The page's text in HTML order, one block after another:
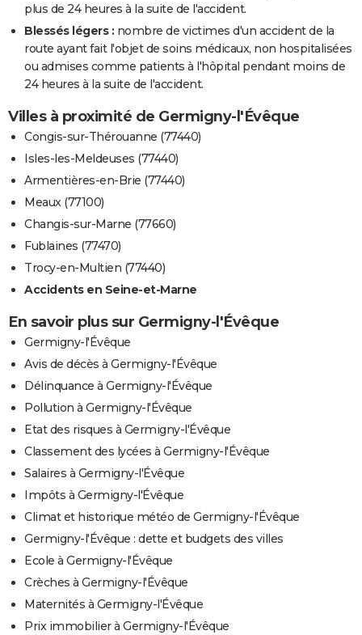
plus de 24 heures à la suite de l'accident.
Blessés légers : nombre de victimes d'un accident de la
route ayant fait l'objet de soins médicaux, non hospitalisées
ou admises comme patients à l'hôpital pendant moins de
24 heures à la suite de l'accident.
Villes à proximité de Germigny-l'Évêque
Congis-sur-Thérouanne (77440)
Isles-les-Meldeuses (77440)
Armentières-en-Brie (77440)
Meaux (77100)
Changis-sur-Marne (77660)
Fublaines (77470)
Trocy-en-Multien (77440)
Accidents en Seine-et-Marne
En savoir plus sur Germigny-l'Évêque
Germigny-l'Évêque
Avis de décès à Germigny-l'Évêque
Délinquance à Germigny-l'Évêque
Pollution à Germigny-l'Évêque
Etat des risques à Germigny-l'Évêque
Classement des lycées à Germigny-l'Évêque
Salaires à Germigny-l'Évêque
Impôts à Germigny-l'Évêque
Climat et historique météo de Germigny-l'Évêque
Germigny-l'Évêque : dette et budgets des villes
Ecole à Germigny-l'Évêque
Crèches à Germigny-l'Évêque
Maternités à Germigny-l'Évêque
Prix immobilier à Germigny-l'Évêque